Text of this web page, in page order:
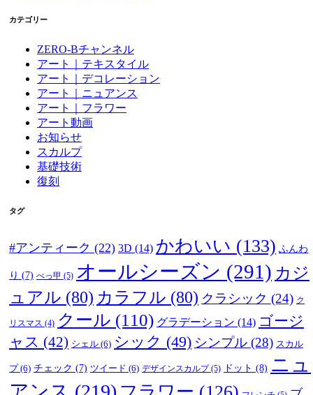
カテゴリー
ZERO-Bチャンネル
アート｜テキスタイル
アート｜デコレーション
アート｜ニュアンス
アート｜フラワー
アート動画
お知らせ
スカルプ
基礎技術
復刻
タグ
#アンティーク (22) 3D (14) かわいい (133) ふんわ
り (7) べっ甲 (5) オールシーズン (291) カジ
ュアル (80) カラフル (80) クラシック (24) ク
リスマス (4) クール (110) グラデーション (14) ゴージ
ャス (42) シェル (6) シック (49) シンプル (28) スカル
プ(6) チェック (7) ツイード (6) デザインスカルプ(5) ドット (8) ニュ